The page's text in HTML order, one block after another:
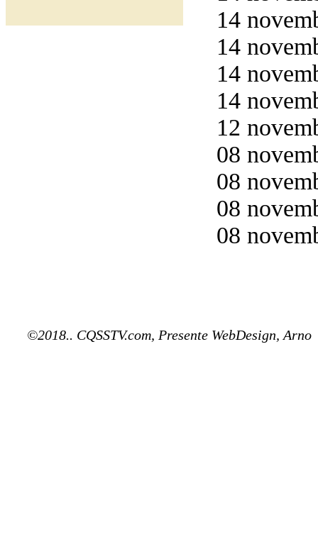
14
14
14
14
12
08
08
08
08
©2018.. CQSSTV.com, Presente WebDesign, Arno